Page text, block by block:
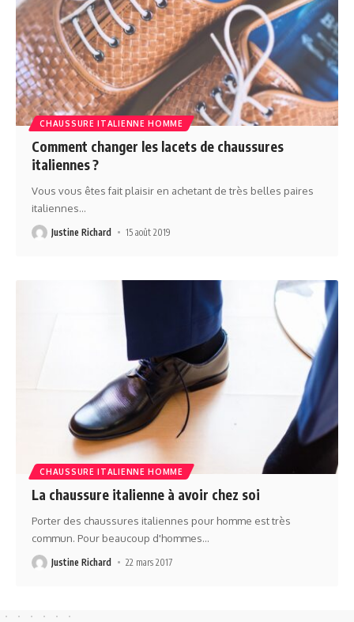
CHAUSSURE ITALIENNE HOMME
Comment changer les lacets de chaussures
italiennes ?
Vous vous êtes fait plaisir en achetant de très belles paires
italiennes…
Justine Richard 15 août 2019
CHAUSSURE ITALIENNE HOMME
La chaussure italienne à avoir chez soi
Porter des chaussures italiennes pour homme est très
commun. Pour beaucoup d'hommes…
Justine Richard 22 mars 2017